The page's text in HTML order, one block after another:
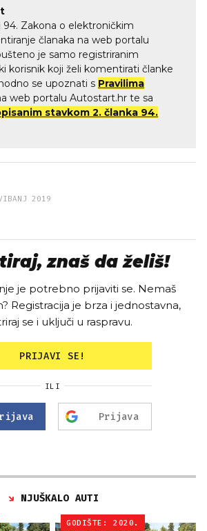
94. Zakona o elektroničkim
članaka na web portalu
je samo registriranim
korisnik koji želi komentirati članke
se upoznati s Pravilima
web portalu Autostart.hr te sa
stavkom 2. članka 94.
2019
znaš da želiš!
je potrebno prijaviti se. Nemaš
Registracija je brza i jednostavna,
se i uključi u raspravu.
PRIJAVI SE!
ILI
Prijava
NJUŠKALO AUTI
GODIŠTE: 2020.